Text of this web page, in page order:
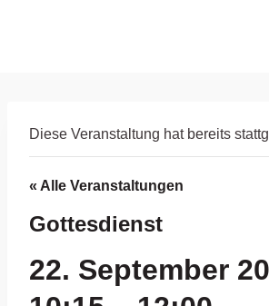
Diese Veranstaltung hat bereits
« Alle Veranstaltungen
Gottesdienst
22. September